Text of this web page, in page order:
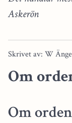
Askerön
Skrivet av: W
Om
Om orden